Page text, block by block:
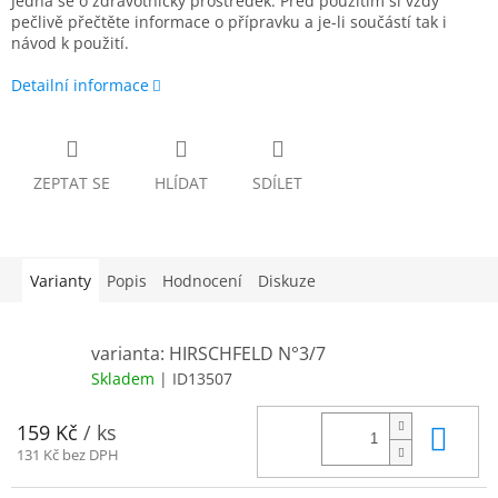
pečlivě přečtěte informace o přípravku a je-li součástí tak i
návod k použití.
Detailní informace
ZEPTAT SE HLÍDAT SDÍLET
Varianty Popis Hodnocení Diskuze
varianta: HIRSCHFELD N°3/7
Skladem | ID13507
159 Kč / ks
131 Kč bez DPH